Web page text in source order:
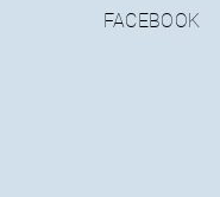
FACEBOOK